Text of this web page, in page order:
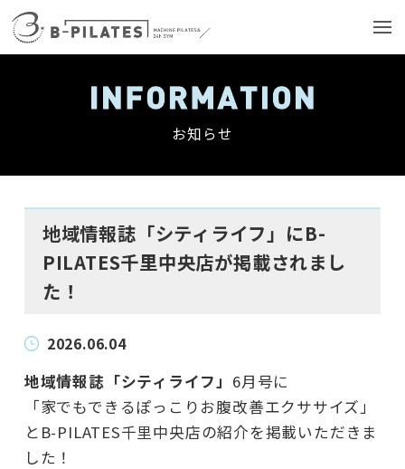
お知らせ
地域情報誌「シティライフ」にB-
PILATES千里中央店が掲載されまし
た！
2026.06.04
地域情報誌「シティライフ」 6月号に
「家でもできるぽっこりお腹改善エクササイズ」
とB-PILATES千里中央店の紹介を掲載いただきま
した！